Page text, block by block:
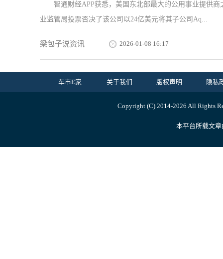
智通财经APP获悉，美国东北部最大的公用事业提供商
业监管局投票否决了该公司以24亿美元将其子公司Aq...
梁包子说资讯 2026-01-08 16:17
车市E家 关于我们 版权声明 隐私
Copyright (C) 2014-2026 All Rights
本平台所载文章